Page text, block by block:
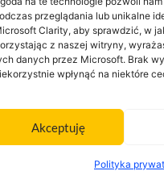
przeglądania lub unikalne
Clarity, aby sprawdzić, w
z naszej witryny,
danych przez Microsoft. Brak
wpłynąć na niektóre
Akceptuję
Polityka
Regulamin akcji
promocyjnej „Karnet Dni
Elbląga”
Regulamin akcji
promocyjnej „Karnet